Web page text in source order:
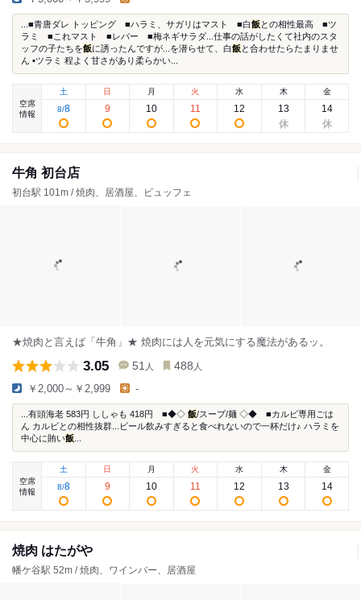
...■青唐ダレ トッピング ■ハラミ、サガリはマスト ■白飯 との相性最高 ■ツ
ラミ ■これマスト ■レバー ■梅ネギサラダ...仕事の話がしたくて社内のスタ
ッフの子たちを飯に誘ったんですが...を潜らせて、白飯 と合わせたらたまりませ
ん ▪︎ツラミ 程よく甘さがあり柔らかい...
空席
情報
土
8/8
日
9
月
10
火
11
水
12
木
13
金
14
牛角 初台店
初台駅 101m / 焼肉、居酒屋、ビュッフェ
★焼肉と言えば「牛角」★ 焼肉には人を元気にする魔法があるッ。
3.05 51 人 488 人
￥2,000～￥2,999 -
...有頭海老 583円 ししゃも 418円 ■◆◇ 飯/スープ/麺 ◇◆ ■カルビ専用ごは
ん カルビとの相性抜群...ビール飲みすぎると食べれないので一杯だけ♪ ハラミを
中心に賄い飯
空席
情報
土
8/8
日
9
月
10
火
11
水
12
木
13
金
14
焼肉 はたがや
幡ケ谷駅 52m / 焼肉、ワインバー、居酒屋